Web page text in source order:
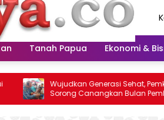
Tanah Papua Ekonomi &
Generasi Sehat, Pemkot
Canangkan Bulan Pemberian
A